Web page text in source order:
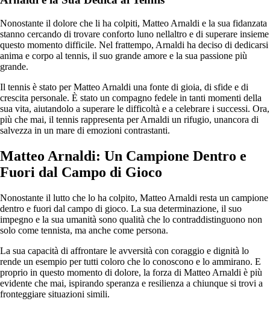
Nonostante il dolore che li ha colpiti, Matteo Arnaldi e la sua fidanzata
stanno cercando di trovare conforto luno nellaltro e di superare insieme
questo momento difficile. Nel frattempo, Arnaldi ha deciso di dedicarsi
anima e corpo al tennis, il suo grande amore e la sua passione più
grande.
Il tennis è stato per Matteo Arnaldi una fonte di gioia, di sfide e di
crescita personale. È stato un compagno fedele in tanti momenti della
sua vita, aiutandolo a superare le difficoltà e a celebrare i successi. Ora,
più che mai, il tennis rappresenta per Arnaldi un rifugio, unancora di
salvezza in un mare di emozioni contrastanti.
Matteo Arnaldi: Un Campione Dentro e
Fuori dal Campo di Gioco
Nonostante il lutto che lo ha colpito, Matteo Arnaldi resta un campione
dentro e fuori dal campo di gioco. La sua determinazione, il suo
impegno e la sua umanità sono qualità che lo contraddistinguono non
solo come tennista, ma anche come persona.
La sua capacità di affrontare le avversità con coraggio e dignità lo
rende un esempio per tutti coloro che lo conoscono e lo ammirano. E
proprio in questo momento di dolore, la forza di Matteo Arnaldi è più
evidente che mai, ispirando speranza e resilienza a chiunque si trovi a
fronteggiare situazioni simili.